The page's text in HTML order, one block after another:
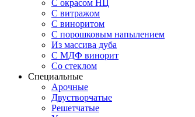
С окрасом НЦ
С витражом
С виноритом
С порошковым напылением
Из массива дуба
С МДФ винорит
Со стеклом
Специальные
Арочные
Двустворчатые
Решетчатые